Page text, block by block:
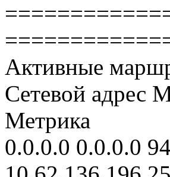
Активные
Сетевой адрес
Метрика
0.0.0.0 0.0.0.0